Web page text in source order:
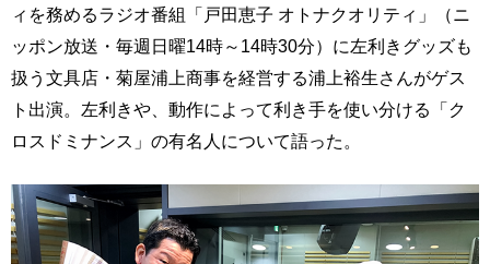
ィを務めるラジオ番組「戸田恵子 オトナクオリティ」（ニ
ッポン放送・毎週日曜14時～14時30分）に左利きグッズも
扱う文具店・菊屋浦上商事を経営する浦上裕生さんがゲス
ト出演。左利きや、動作によって利き手を使い分ける「ク
ロスドミナンス」の有名人について語った。